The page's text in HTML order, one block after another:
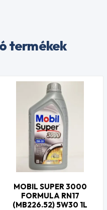
termékek
MOBIL SUPER 3000
FORMULA RN17
(MB226.52) 5W30 1L